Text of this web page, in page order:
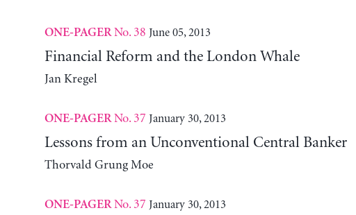
ONE-PAGERNo. 38 June 05, 2013
Financial Reform and the London Whale
Jan Kregel
ONE-PAGERNo. 37 January 30, 2013
Lessons from an Unconventional Central Banker
Thorvald Grung Moe
ONE-PAGERNo. 37 January 30, 2013